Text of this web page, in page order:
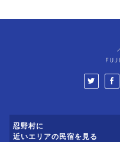
忍野村に
近いエリアの民宿を見る